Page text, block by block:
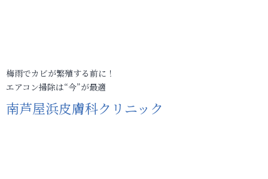
梅雨でカビが繁殖する前に！
エアコン掃除は“今”が最適
南芦屋浜皮膚科クリニック